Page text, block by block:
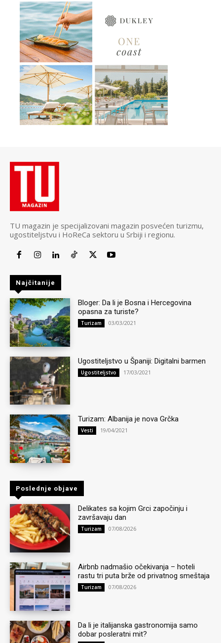
TU magazin je specijalizovani magazin posvećen turizmu,
ugostiteljstvu i HoReCa sektoru u Srbiji i regionu.
Najčitanije
Bloger: Da li je Bosna i Hercegovina
opasna za turiste?
Turizam 03/03/2021
Ugostiteljstvo u Španiji: Digitalni barmen
Ugostiteljstvo 17/03/2021
Turizam: Albanija je nova Grčka
Vesti 19/04/2021
Poslednje objave
Delikates sa kojim Grci započinju i
završavaju dan
Turizam 07/08/2026
Airbnb nadmašio očekivanja – hoteli
rastu tri puta brže od privatnog smeštaja
Turizam 07/08/2026
Da li je italijanska gastronomija samo
dobar posleratni mit?